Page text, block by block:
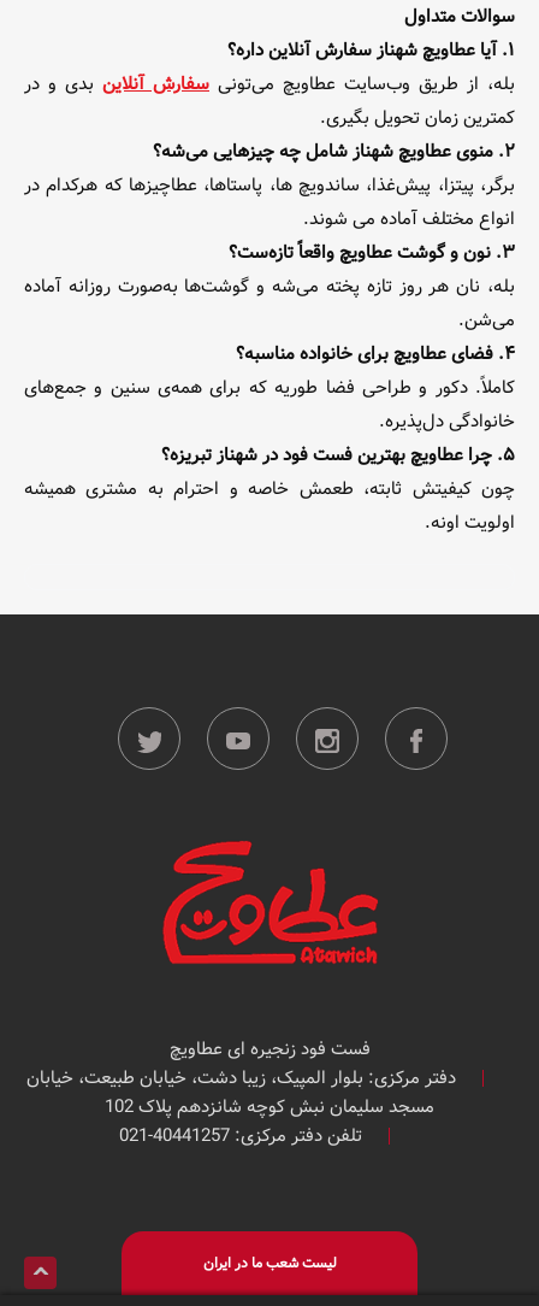
سوالات متداول
۱. آیا عطاویچ شهناز سفارش آنلاین داره؟
بله، از طریق وب‌سایت عطاویچ می‌تونی سفارش آنلاین بدی و در
کمترین زمان تحویل بگیری.
۲. منوی عطاویچ شهناز شامل چه چیزهایی می‌شه؟
برگر، پیتزا، پیش‌غذا، ساندویچ ها، پاستاها، عطاچیزها که هرکدام در
انواع مختلف آماده می شوند.
۳. نون و گوشت عطاویچ واقعاً تازه‌ست؟
بله، نان هر روز تازه پخته می‌شه و گوشت‌ها به‌صورت روزانه آماده
می‌شن.
۴. فضای عطاویچ برای خانواده مناسبه؟
کاملاً. دکور و طراحی فضا طوریه که برای همه‌ی سنین و جمع‌های
خانوادگی دل‌پذیره.
۵. چرا عطاویچ بهترین فست فود در شهناز تبریزه؟
چون کیفیتش ثابته، طعمش خاصه و احترام به مشتری همیشه
اولویت اونه.
فست فود زنجیره ای عطاویچ
دفتر مرکزی: بلوار المپیک، زیبا دشت، خیابان طبیعت، خیابان
مسجد سلیمان نبش کوچه شانزدهم پلاک 102
تلفن دفتر مرکزی: 40441257-021
لیست شعب ما در ایران